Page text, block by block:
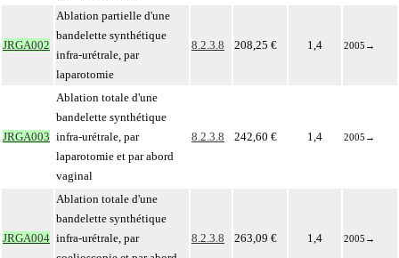
JRGA002
Ablation partielle d'une
bandelette synthétique
infra-urétrale, par
laparotomie
8.2.3.8 208,25 € 1,4 2005 →
JRGA003
Ablation totale d'une
bandelette synthétique
infra-urétrale, par
laparotomie et par abord
vaginal
8.2.3.8 242,60 € 1,4 2005 →
JRGA004
Ablation totale d'une
bandelette synthétique
infra-urétrale, par
8.2.3.8 263,09 € 1,4 2005 →